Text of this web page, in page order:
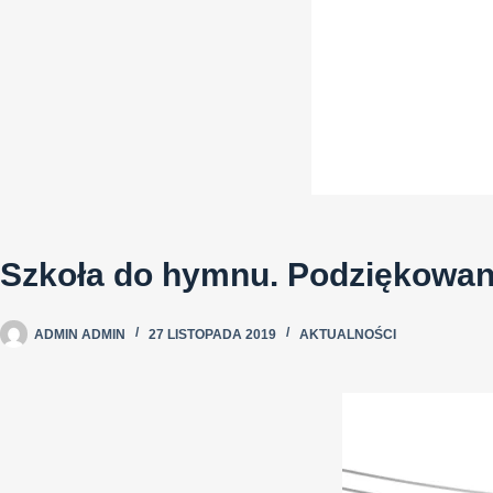
Szkoła do hymnu.
ADMIN ADMIN 27 LISTOPADA 2019 AKTUALNOŚCI